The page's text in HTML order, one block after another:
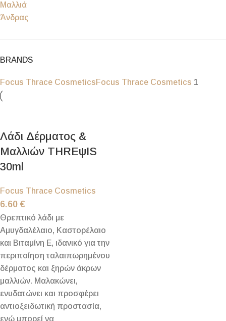
Μαλλιά
Άνδρας
BRANDS
Focus Thrace CosmeticsFocus Thrace Cosmetics 1
Λάδι Δέρματος &
Μαλλιών THREψIS
30ml
Focus Thrace Cosmetics
6.60 €
Θρεπτικό λάδι με
Αμυγδαλέλαιο, Καστορέλαιο
και Βιταμίνη Ε, ιδανικό για την
περιποίηση ταλαιπωρημένου
δέρματος και ξηρών άκρων
μαλλιών. Μαλακώνει,
ενυδατώνει και προσφέρει
αντιοξειδωτική προστασία,
ενώ μπορεί να